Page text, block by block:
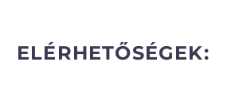
ELÉRHETŐSÉGEK: